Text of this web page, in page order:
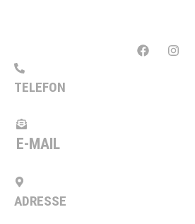
TELEFON
E-MAIL
ADRESSE